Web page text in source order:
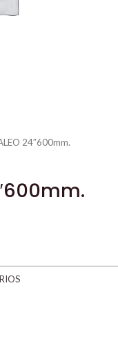
24″600mm.